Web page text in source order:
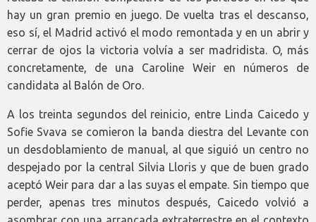
hay un gran premio en juego. De vuelta tras el descanso,
eso sí, el Madrid activó el modo remontada y en un abrir y
cerrar de ojos la victoria volvía a ser madridista. O, más
concretamente, de una Caroline Weir en números de
candidata al Balón de Oro.
A los treinta segundos del reinicio, entre Linda Caicedo y
Sofie Svava se comieron la banda diestra del Levante con
un desdoblamiento de manual, al que siguió un centro no
despejado por la central Silvia Lloris y que de buen grado
aceptó Weir para dar a las suyas el empate. Sin tiempo que
perder, apenas tres minutos después, Caicedo volvió a